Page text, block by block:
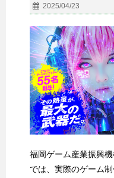
2025/04/23
福岡ゲーム産業振興
では、実際のゲーム